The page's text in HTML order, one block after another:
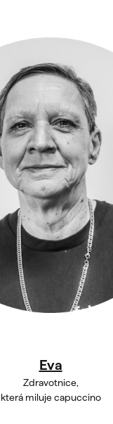
Eva
Zdravotnice,
která miluje capuccino